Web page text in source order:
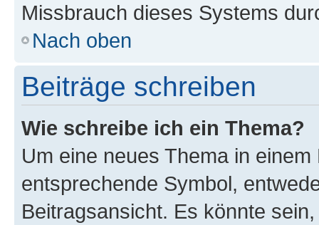
Missbrauch dieses Systems
Nach oben
Beiträge schreiben
Wie schreibe ich ein Thema?
Um eine neues Thema in
entsprechende Symbol,
Beitragsansicht. Es könnte